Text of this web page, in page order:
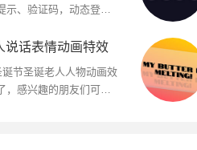
示、验证码，动态登录
说话表情动画特效
节圣诞老人人物动画效
，感兴趣的朋友们可以